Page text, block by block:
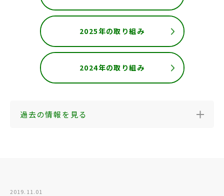
2025年の取り組み
2024年の取り組み
過去の情報を見る
2019.11.01